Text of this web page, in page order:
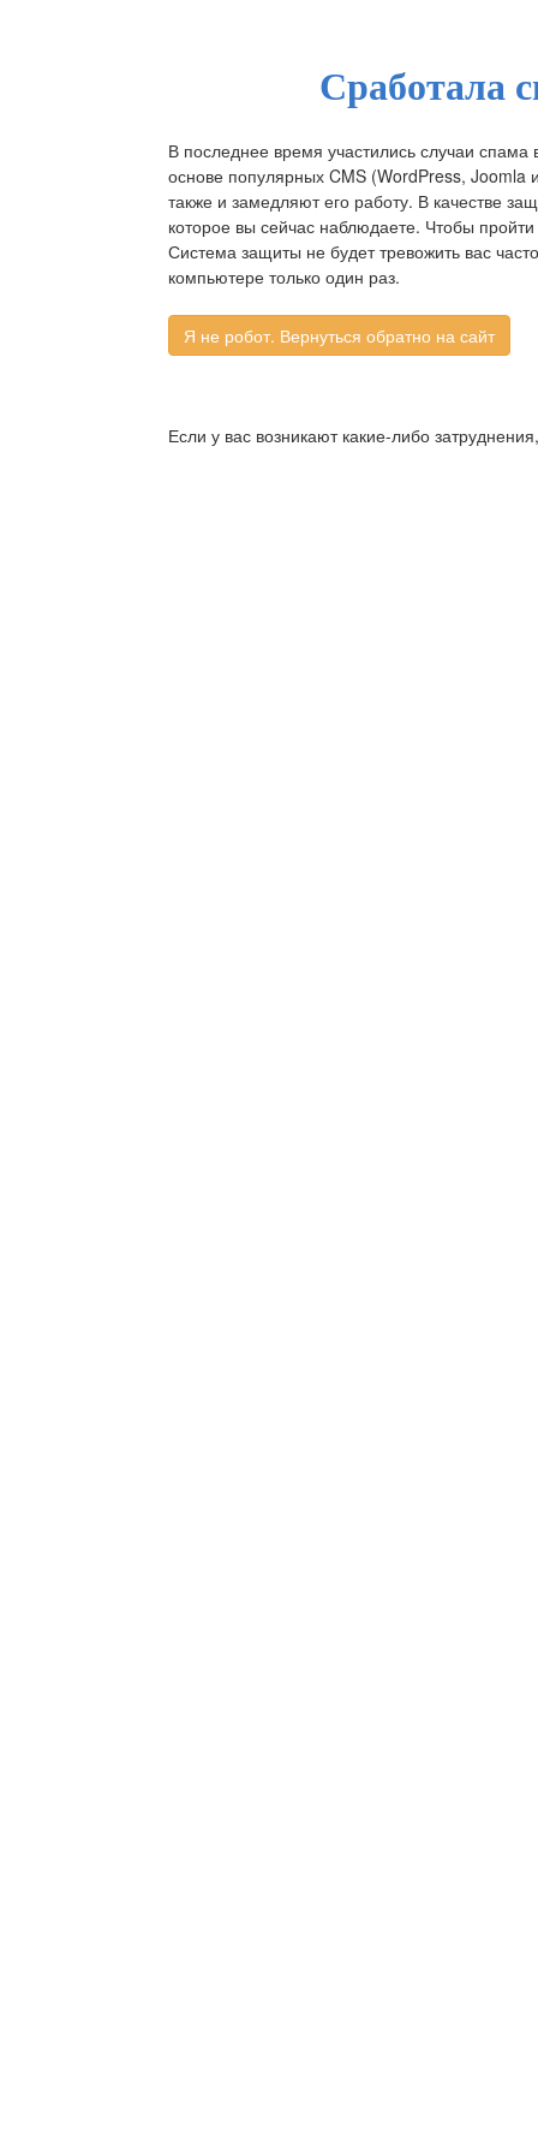
Сработала
В последнее время участились случаи
основе популярных CMS (WordPress, Joomla
также и замедляют его работу. В качестве
которое вы сейчас наблюдаете. Чтобы
Система защиты не будет тревожить вас
компьютере только один раз.
Если у вас возникают какие-либо